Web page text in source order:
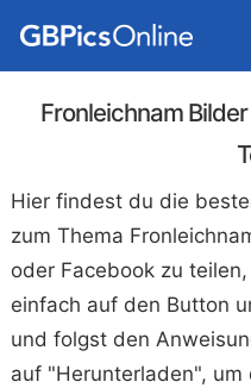
Fronleichnam
Hier findest du die
zum Thema
oder Facebook zu
einfach auf den Button
und folgst den
auf "Herunterladen",